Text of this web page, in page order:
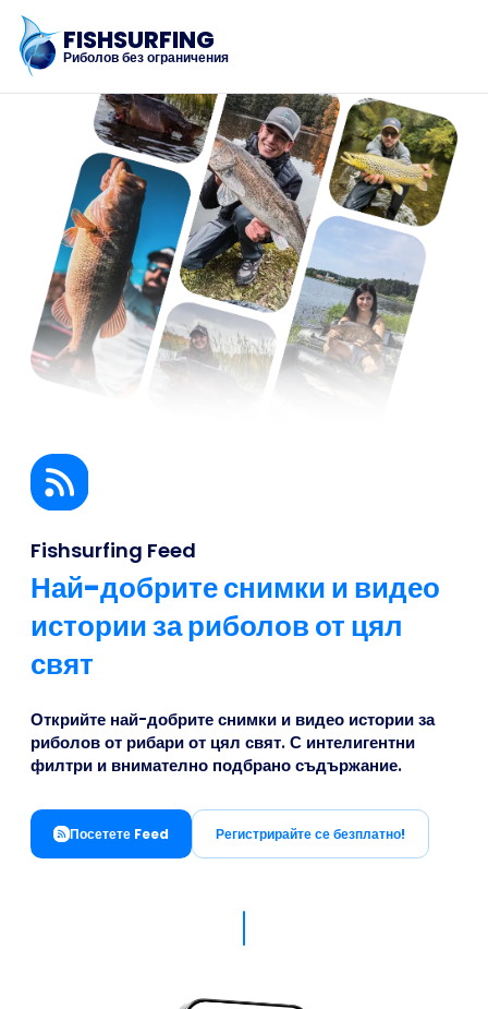
FISHSURFING
Риболов без ограничения
Регистрация
Начало
Блог
За приложението
Business
Fishsurfing Feed
Най-добрите снимки и видео
истории за риболов от цял
свят
Открийте най-добрите снимки и видео истории за
риболов от рибари от цял свят. С интелигентни
филтри и внимателно подбрано съдържание.
Посетете Feed Регистрирайте се безплатно!